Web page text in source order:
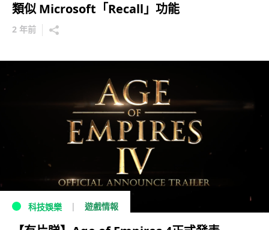
類似 Microsoft「Recall」功能
2 年前
科技娛樂 遊戲情報